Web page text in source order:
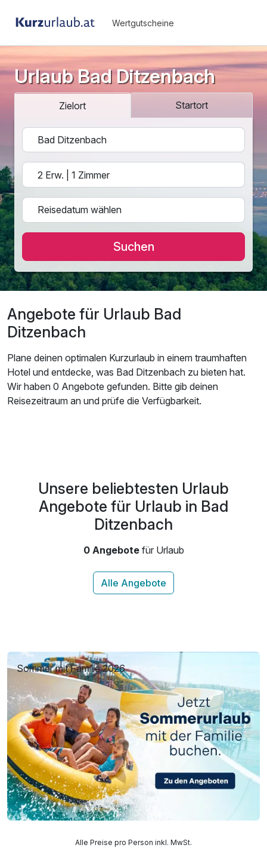
Wertgutscheine
Urlaub Bad Ditzenbach
Zielort Startort
Suchen
Angebote für Urlaub Bad
Ditzenbach
Plane deinen optimalen Kurzurlaub in einem traumhaften
Hotel und entdecke, was Bad Ditzenbach zu bieten hat.
Wir haben 0 Angebote gefunden. Bitte gib deinen
Reisezeitraum an und prüfe die Verfügbarkeit.
Unsere beliebtesten Urlaub
Angebote für Urlaub in Bad
Ditzenbach
0 Angebotefür Urlaub
Sommer mit Familie 2026
Alle Preise pro Person inkl. MwSt.